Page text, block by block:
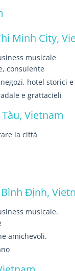
Minh City,
musicale
consulente
hotel storici
e grattacieli
Vietnam
la città
Định,
musicale.
amichevoli.